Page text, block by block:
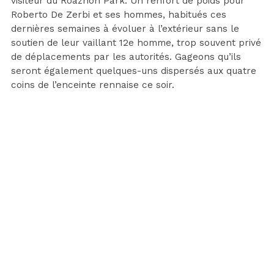
Roberto De Zerbi et ses hommes, habitués ces
dernières semaines à évoluer à l’extérieur sans le
soutien de leur vaillant 12e homme, trop souvent privé
de déplacements par les autorités. Gageons qu’ils
seront également quelques-uns dispersés aux quatre
coins de l’enceinte rennaise ce soir.